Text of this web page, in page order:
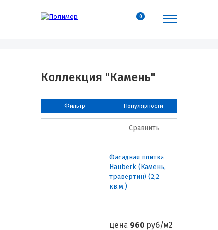
0
Коллекция "Камень"
Популярности
Фильтр
Сравнить
Фасадная плитка
Hauberk (Камень,
травертин) (2,2
кв.м.)
цена 960 руб/м2